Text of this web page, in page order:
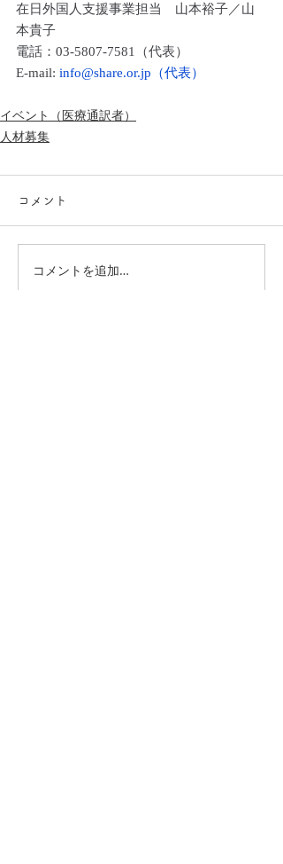
在日外国人支援事業担当　山本裕子／山
本貴子
電話：03-5807-7581（代表）
E-mail: info@share.or.jp （代表）
イベント（医療通訳者）
人材募集
コメント
コメントを追加…